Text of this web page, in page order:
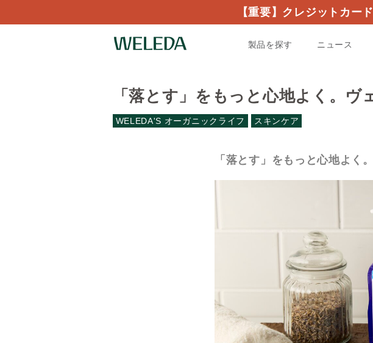
【重要】クレジットカー
製品を探す ニュース
「落とす」をもっと心地よく。
WELEDA'S オーガニックライフ スキンケア
「落とす」をもっと心地よく